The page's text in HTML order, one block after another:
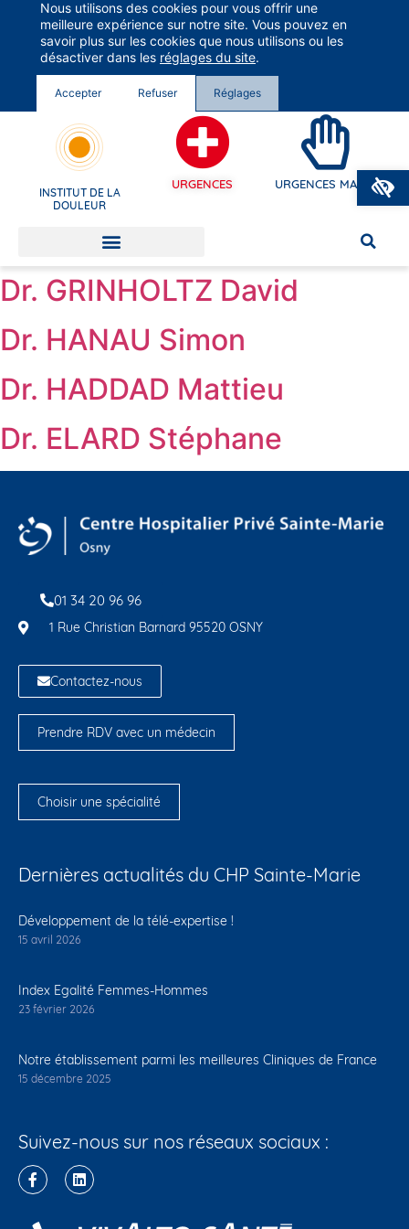
Groupe Vivalto Santé
Entre nous, la vie
INSTITUT DE LA
DOULEUR
URGENCES URGENCES MAINS
Dr. GRINHOLTZ David
Dr. HANAU Simon
Dr. HADDAD Mattieu
Dr. ELARD Stéphane
01 34 20 96 96
1 Rue Christian Barnard 95520 OSNY
Contactez-nous
Prendre RDV avec un médecin
Choisir une spécialité
Dernières actualités du CHP Sainte-Marie
Développement de la télé-expertise !
15 avril 2026
Index Egalité Femmes-Hommes
23 février 2026
Notre établissement parmi les meilleures Cliniques de France
15 décembre 2025
Suivez-nous sur nos réseaux sociaux :
Nous utilisons des cookies pour vous offrir une
meilleure expérience sur notre site. Vous pouvez en
savoir plus sur les cookies que nous utilisons ou les
désactiver dans les réglages du site.
Accepter Refuser Réglages